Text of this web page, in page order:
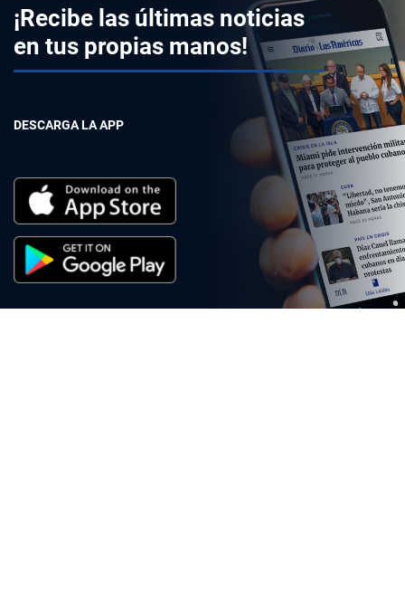
¡Recibe las últimas noticias
en tus propias manos!
DESCARGA LA APP